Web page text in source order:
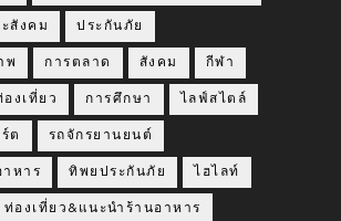
สังคม ประกันภัย
พ การตลาด สังคม กีฬา
องเที่ยว การศึกษา ไลฟ์สไตล์
ต รถจักรยานยนต์
หาร ทิพยประกันภัย ไฮไลท์
ท่องเที่ยว&แนะนำร้านอาหาร